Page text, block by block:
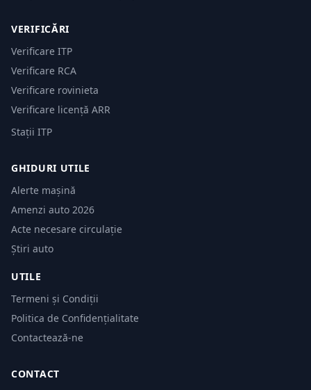
VERIFICĂRI
Verificare ITP
Verificare RCA
Verificare rovinieta
Verificare licență ARR
Stații ITP
GHIDURI UTILE
Alerte mașină
Amenzi auto 2026
Acte necesare circulație
Știri auto
UTILE
Termeni și Condiții
Politica de Confidențialitate
Contactează-ne
CONTACT